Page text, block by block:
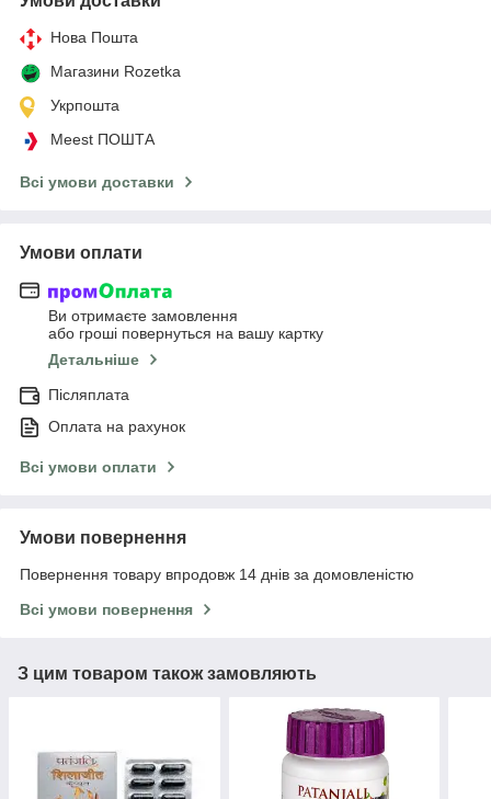
Нова Пошта
Магазини Rozetka
Укрпошта
Meest ПОШТА
Всі умови доставки
Умови оплати
Ви отримаєте замовлення
або гроші повернуться на вашу картку
Детальніше
Післяплата
Оплата на рахунок
Всі умови оплати
Умови повернення
Повернення товару впродовж 14 днів за домовленістю
Всі умови повернення
З цим товаром також замовляють